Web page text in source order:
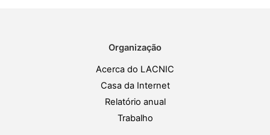
Organização
Acerca do LACNIC
Casa da Internet
Relatório anual
Trabalho